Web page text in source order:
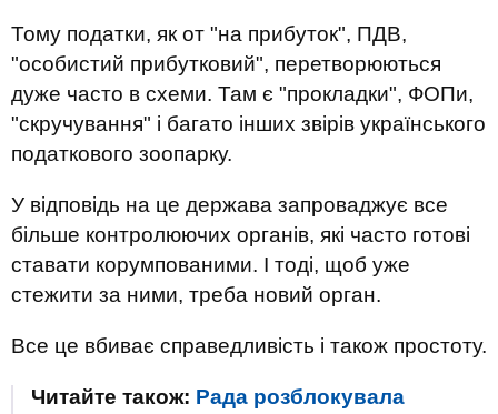
Тому податки, як от "на прибуток", ПДВ,
"особистий прибутковий", перетворюються
дуже часто в схеми. Там є "прокладки", ФОПи,
"скручування" і багато інших звірів українського
податкового зоопарку.
У відповідь на це держава запроваджує все
більше контролюючих органів, які часто готові
ставати корумпованими. І тоді, щоб уже
стежити за ними, треба новий орган.
Все це вбиває справедливість і також простоту.
Читайте також: Рада розблокувала